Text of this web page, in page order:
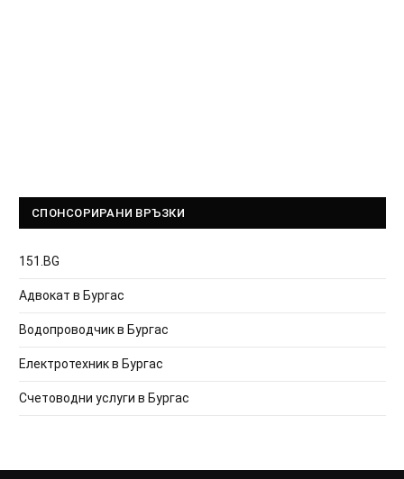
СПОНСОРИРАНИ ВРЪЗКИ
151.BG
Адвокат в Бургас
Водопроводчик в Бургас
Електротехник в Бургас
Счетоводни услуги в Бургас